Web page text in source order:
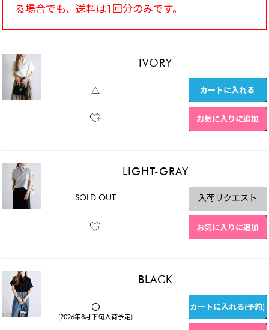
る場合でも、送料は1回分のみです。
IVORY
△ カートに入れる
お気に入りに追加
LIGHT-GRAY
SOLD OUT 入荷リクエスト
お気に入りに追加
BLACK
〇
(2026年8月下旬入荷予定)
カートに入れる(予約)